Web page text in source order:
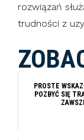
rozwiązań
trudności z
PROSTE
POZBYĆ SIĘ